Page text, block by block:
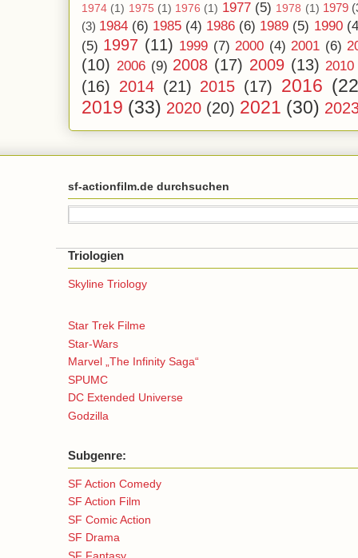
1974 (1) 1975 (1) 1976 (1) 1977 (5) 1978 (1) 1979
(3) 1984 (6) 1985 (4) 1986 (6) 1989 (5) 1990
(5) 1997 (11) 1999 (7) 2000 (4) 2001 (6)
(10) 2006 (9) 2008 (17) 2009 (13) 2010
(16) 2014 (21) 2015 (17) 2016
2019 (33) 2020 (20) 2021 (30)
sf-actionfilm.de durchsuchen
Triologien
Skyline Triology
Star Trek Filme
Star-Wars
Marvel „The Infinity Saga“
SPUMC
DC Extended Universe
Godzilla
Subgenre:
SF Action Comedy
SF Action Film
SF Comic Action
SF Drama